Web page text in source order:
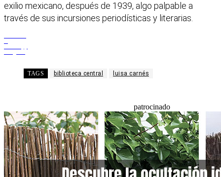
exilio mexicano, después de 1939, algo palpable a
través de sus incursiones periodísticas y literarias.
TAGS biblioteca central luisa carnés
patrocinado